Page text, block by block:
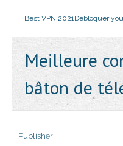
Best VPN 2021Débloquer
Meilleure
bâton de
Publisher